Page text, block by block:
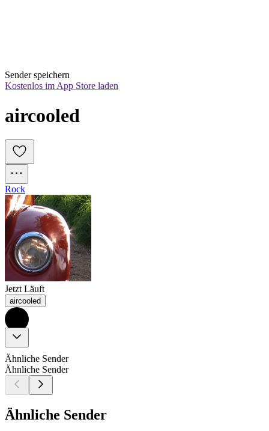
Sender speichern
Kostenlos im App Store laden
aircooled
Rock
Jetzt Läuft
aircooled
Ähnliche Sender
Ähnliche Sender
Ähnliche Sender